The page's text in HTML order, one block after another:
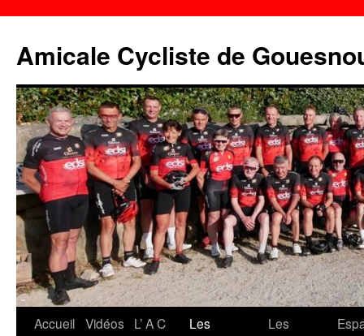
contenu
Amicale Cycliste de
Accueil Vidéos
L’ A C
Les
Les